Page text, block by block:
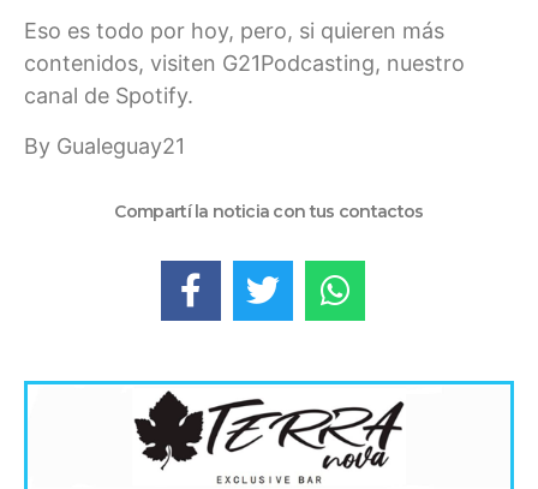
Eso es todo por hoy, pero, si quieren más
contenidos, visiten G21Podcasting, nuestro
canal de Spotify.
By Gualeguay21
Compartí la noticia con tus contactos